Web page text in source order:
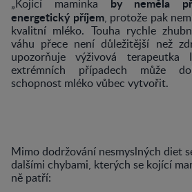
„Kojící maminka
energetický příjem, protože pak
kvalitní mléko. Touha rychle
váhu přece není důležitější než
upozorňuje výživová
extrémních případech může
schopnost mléko vůbec vytvořit.
Mimo dodržování nesmyslných diet
dalšími chybami, kterých se kojící
ně patří: